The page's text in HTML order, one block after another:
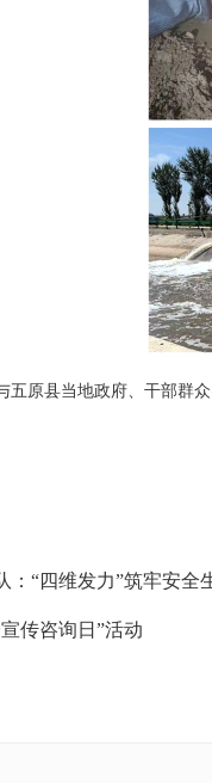
五原县当地政府、干部群
：“四维发力”筑牢安全
传咨询日”活动